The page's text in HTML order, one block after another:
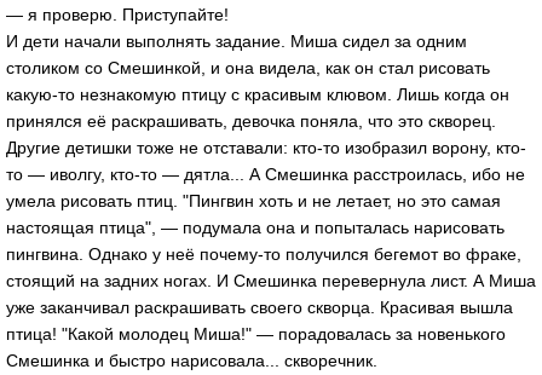
— я проверю. Приступайте!
И дети начали выполнять задание. Миша сидел за одним
столиком со Смешинкой, и она видела, как он стал рисовать
какую-то незнакомую птицу с красивым клювом. Лишь когда он
принялся её раскрашивать, девочка поняла, что это скворец.
Другие детишки тоже не отставали: кто-то изобразил ворону, кто-
то — иволгу, кто-то — дятла... А Смешинка расстроилась, ибо не
умела рисовать птиц. "Пингвин хоть и не летает, но это самая
настоящая птица", — подумала она и попыталась нарисовать
пингвина. Однако у неё почему-то получился бегемот во фраке,
стоящий на задних ногах. И Смешинка перевернула лист. А Миша
уже заканчивал раскрашивать своего скворца. Красивая вышла
птица! "Какой молодец Миша!" — порадовалась за новенького
Смешинка и быстро нарисовала... скворечник.